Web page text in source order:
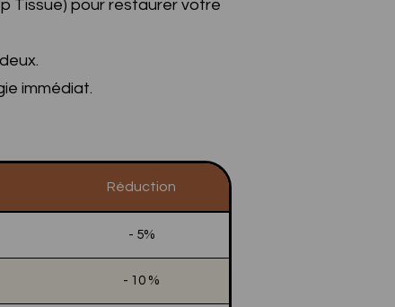
Tissue) pour restaurer votre
immédiat.
Réduction
- 5%
- 10 %